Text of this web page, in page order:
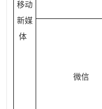
移动
新媒
体
微信